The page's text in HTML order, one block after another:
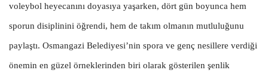
voleybol heyecanını doyasıya yaşarken, dört gün boyunca hem
sporun disiplinini öğrendi, hem de takım olmanın mutluluğunu
paylaştı. Osmangazi Belediyesi’nin spora ve genç nesillere verdiği
önemin en güzel örneklerinden biri olarak gösterilen şenlik